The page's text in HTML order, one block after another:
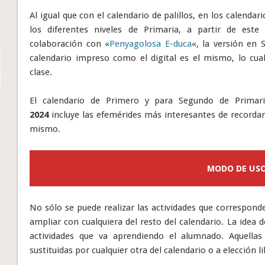
Al igual que con el calendario de palillos, en los
los diferentes niveles de Primaria, a partir de
colaboración con «Penyagolosa E-duca«, la versión en
calendario impreso como el digital es el mismo, lo
clase.
El calendario de Primero y para Segundo de
2024incluye las efemérides más interesantes de
mismo.
MODO DE
No sólo se puede realizar las actividades que
ampliar con cualquiera del resto del calendario. La idea
actividades que va aprendiendo el alumnado.
sustituidas por cualquier otra del calendario o a elección